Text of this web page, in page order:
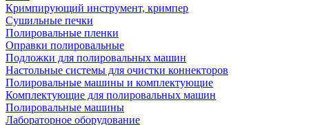
Кримпирующий инструмент, кримпер
Сушильные печки
Полировальные пленки
Оправки полировальные
Подложки для полировальных машин
Настольные системы для очистки коннекторов
Полировальные машины и комплектующие
Комплектующие для полировальных машин
Полировальные машины
Лабораторное оборудование